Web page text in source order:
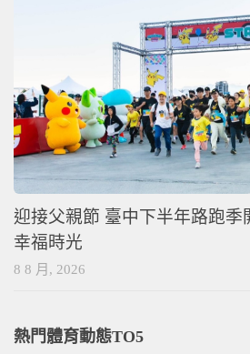
迎接父親節 臺中下半年路跑季
幸福時光
8 8 月, 2026
熱門體育動態TO5